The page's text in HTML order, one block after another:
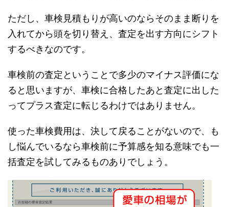
ただし、車検見積もりが高いのならそのまま断りを
入れてから頭を切り替え、査定を出す方向にシフト
するべきなのです。
車検前の査定ということで多少のマイナス評価にな
ると思いますが、車検に合格したあと査定に出した
ってプラス査定に転じるわけではありません。
使った車検費用は、決して戻ることがないので、も
し悩んでいるなら車検前に予算感を知る意味でも一
括査定を試してみるものありでしょう。